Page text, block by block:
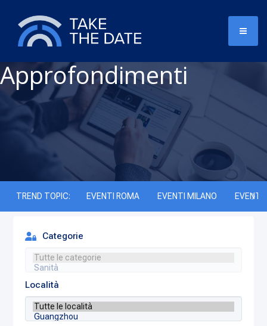
Approfondimenti
TREND TOPIC: EVENTI ROMA EVENTI MILANO EVENTI
Categorie
Località